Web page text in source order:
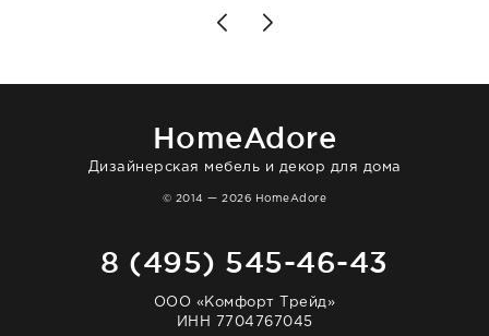
то качество выше всяких похвал. Выглядит
HomeAdore
Дизайнерская мебель и декор для дома
© 2014 — 2026 HomeAdore
8 (495) 545-46-43
ООО «Комфорт Трейд»
ИНН 7704767045